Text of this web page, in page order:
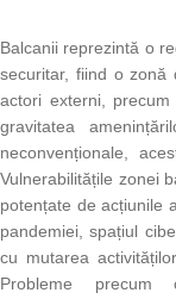
Balcanii reprezintă o
securitar, fiind o zonă
actori externi,
gravitatea
neconvenționale,
Vulnerabilitățile zonei
potențate de acțiunile
pandemiei, spațiul
cu mutarea
Probleme precum